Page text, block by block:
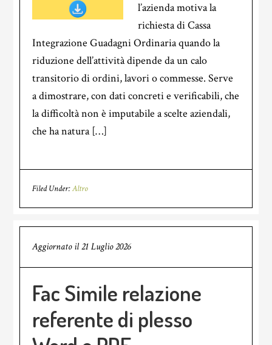
l’azienda motiva la
richiesta di Cassa
Integrazione Guadagni Ordinaria quando la
riduzione dell’attività dipende da un calo
transitorio di ordini, lavori o commesse. Serve
a dimostrare, con dati concreti e verificabili, che
la difficoltà non è imputabile a scelte aziendali,
che ha natura […]
Filed Under:Altro
Aggiornato il21 Luglio 2026
Fac Simile relazione
referente di plesso​